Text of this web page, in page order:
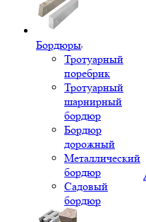
Бордюры
Тротуарный
поребрик
Тротуарный
шарнирный
бордюр
Бордюр
дорожный
Металлический
бордюр
Садовый
бордюр